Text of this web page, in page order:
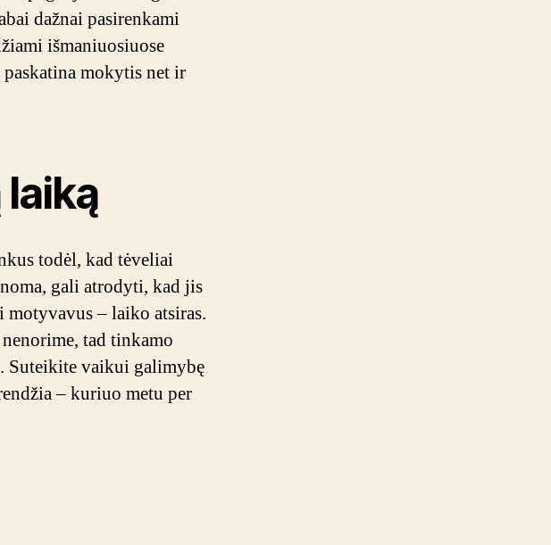
dažnai pasirenkami
išmaniuosiuose
mokytis net ir
todėl, kad tėveliai
gali atrodyti, kad jis
motyvavus – laiko atsiras.
tad tinkamo
Suteikite vaikui galimybę
– kuriuo metu per